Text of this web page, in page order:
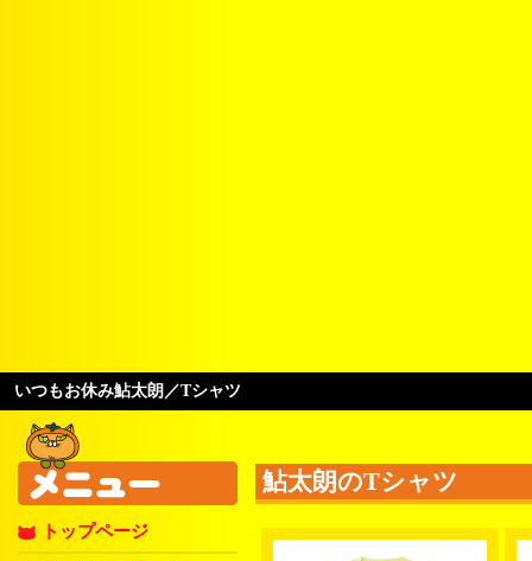
いつもお休み鮎太朗／Tシャツ
鮎太朗のTシャツ
トップページ